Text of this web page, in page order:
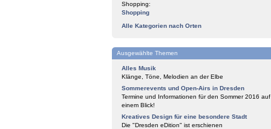
Shopping:
Shopping
Alle Kategorien nach Orten
Ausgewählte Themen
Alles Musik
Klänge, Töne, Melodien an der Elbe
Sommerevents und Open-Airs in Dresden
Termine und Informationen für den Sommer 2016 auf
einem Blick!
Kreatives Design für eine besondere Stadt
Die "Dresden eDition" ist erschienen